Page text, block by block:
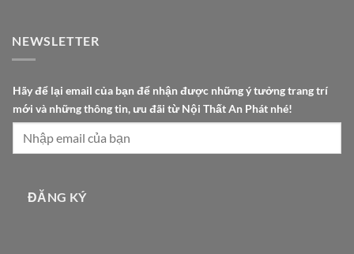
NEWSLETTER
ộ
Hãy để lại email của bạn để nhận được những ý tưởng trang trí
mới và những thông tin, ưu đãi từ Nội Thất An Phát nhé!
ĐĂNG KÝ